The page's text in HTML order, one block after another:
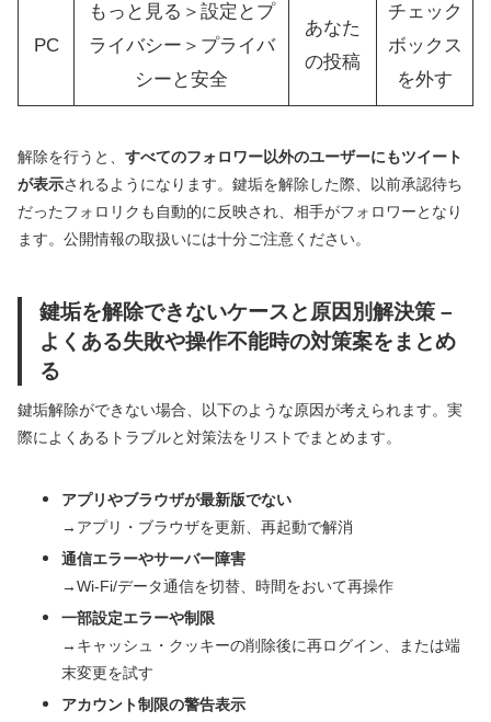
PC
もっと見る＞設定とプ
ライバシー＞プライバ
シーと安全
あなた
の投稿
チェック
ボックス
を外す
解除を行うと、 すべてのフォロワー以外のユーザーにもツイート
が表示されるようになります。鍵垢を解除した際、以前承認待ち
だったフォロリクも自動的に反映され、相手がフォロワーとなり
ます。公開情報の取扱いには十分ご注意ください。
鍵垢を解除できないケースと原因別解決策 –
よくある失敗や操作不能時の対策案をまとめ
る
鍵垢解除ができない場合、以下のような原因が考えられます。実
際によくあるトラブルと対策法をリストでまとめます。
アプリやブラウザが最新版でない
→アプリ・ブラウザを更新、再起動で解消
通信エラーやサーバー障害
→Wi-Fi/データ通信を切替、時間をおいて再操作
一部設定エラーや制限
→キャッシュ・クッキーの削除後に再ログイン、または端
末変更を試す
アカウント制限の警告表示